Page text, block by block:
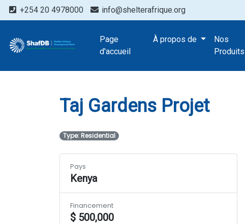
+254 20 4978000 info@shelterafrique.org
Page
d'accueil
À propos de
Nos
Produits
Projects
Taj Gardens Projet
Taj Gardens Projet
Type: Residential
Pays
Kenya
Financement
$ 500,000